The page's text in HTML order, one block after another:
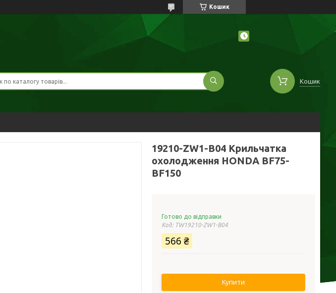
Кошик
Кошик
19210-ZW1-B04 Крильчатка
охолодження HONDA BF75-
BF150
Готово до відправки
Код: TW19210-ZW1-B04
566 ₴
Купити